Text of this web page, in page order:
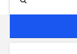
Contact